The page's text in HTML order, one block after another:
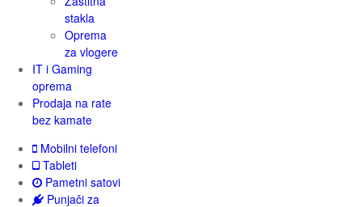
stakla
Oprema
za vlogere
IT i Gaming
oprema
Prodaja na rate
bez kamate
Mobilni telefoni
Tableti
Pametni satovi
Punjači za